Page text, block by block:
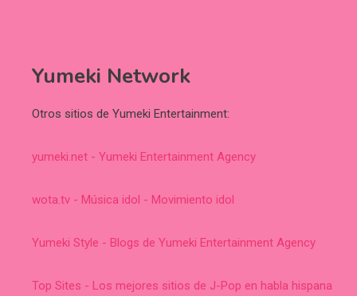
Yumeki Network
Otros sitios de Yumeki Entertainment:
yumeki.net - Yumeki Entertainment Agency
wota.tv - Música idol - Movimiento idol
Yumeki Style - Blogs de Yumeki Entertainment Agency
Top Sites - Los mejores sitios de J-Pop en habla hispana